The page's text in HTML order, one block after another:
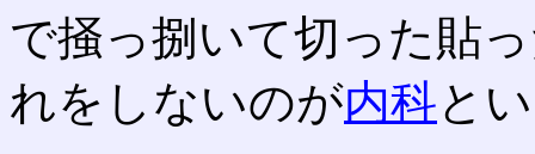
で掻っ捌いて切った貼
れをしないのが内科と